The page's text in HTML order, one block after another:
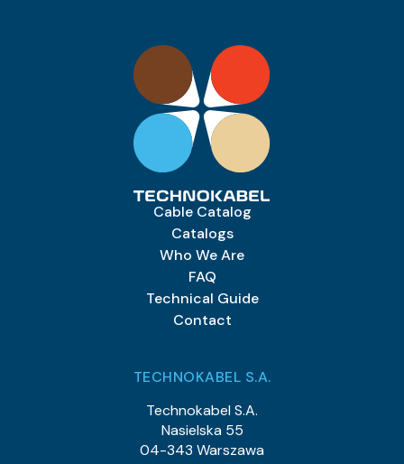
Cable Catalog
Catalogs
Who We Are
FAQ
Technical Guide
Contact
TECHNOKABEL S.A.
Technokabel S.A.
Nasielska 55
04-343 Warszawa